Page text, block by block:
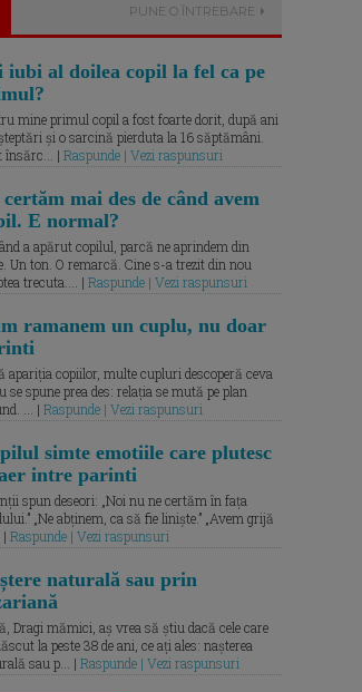
PUNE O ÎNTREBARE
iubi al doilea copil la fel ca pe
mine primul copil a fost foarte dorit, după ani
și o sarcină pierduta la 16 săptămâni.
însărc... | Raspunde | Vezi raspunsuri
certăm mai des de când avem
E normal?
a apărut copilul, parcă ne aprindem din
Un ton. O remarcă. Cine s-a trezit din nou
trecuta.... | Raspunde | Vezi raspunsuri
ramanem un cuplu, nu doar
apariția copiilor, multe cupluri descoperă ceva
se spune prea des: relația se mută pe plan
... | Raspunde | Vezi raspunsuri
simte emotiile care plutesc
intre parinti
spun deseori: „Noi nu ne certăm în fața
„Ne abținem, ca să fie liniște.” „Avem grijă
| Raspunde | Vezi raspunsuri
naturală sau prin
Dragi mămici, aș vrea să știu dacă cele care
la peste 38 de ani, ce ați ales: nașterea
sau p... | Raspunde | Vezi raspunsuri